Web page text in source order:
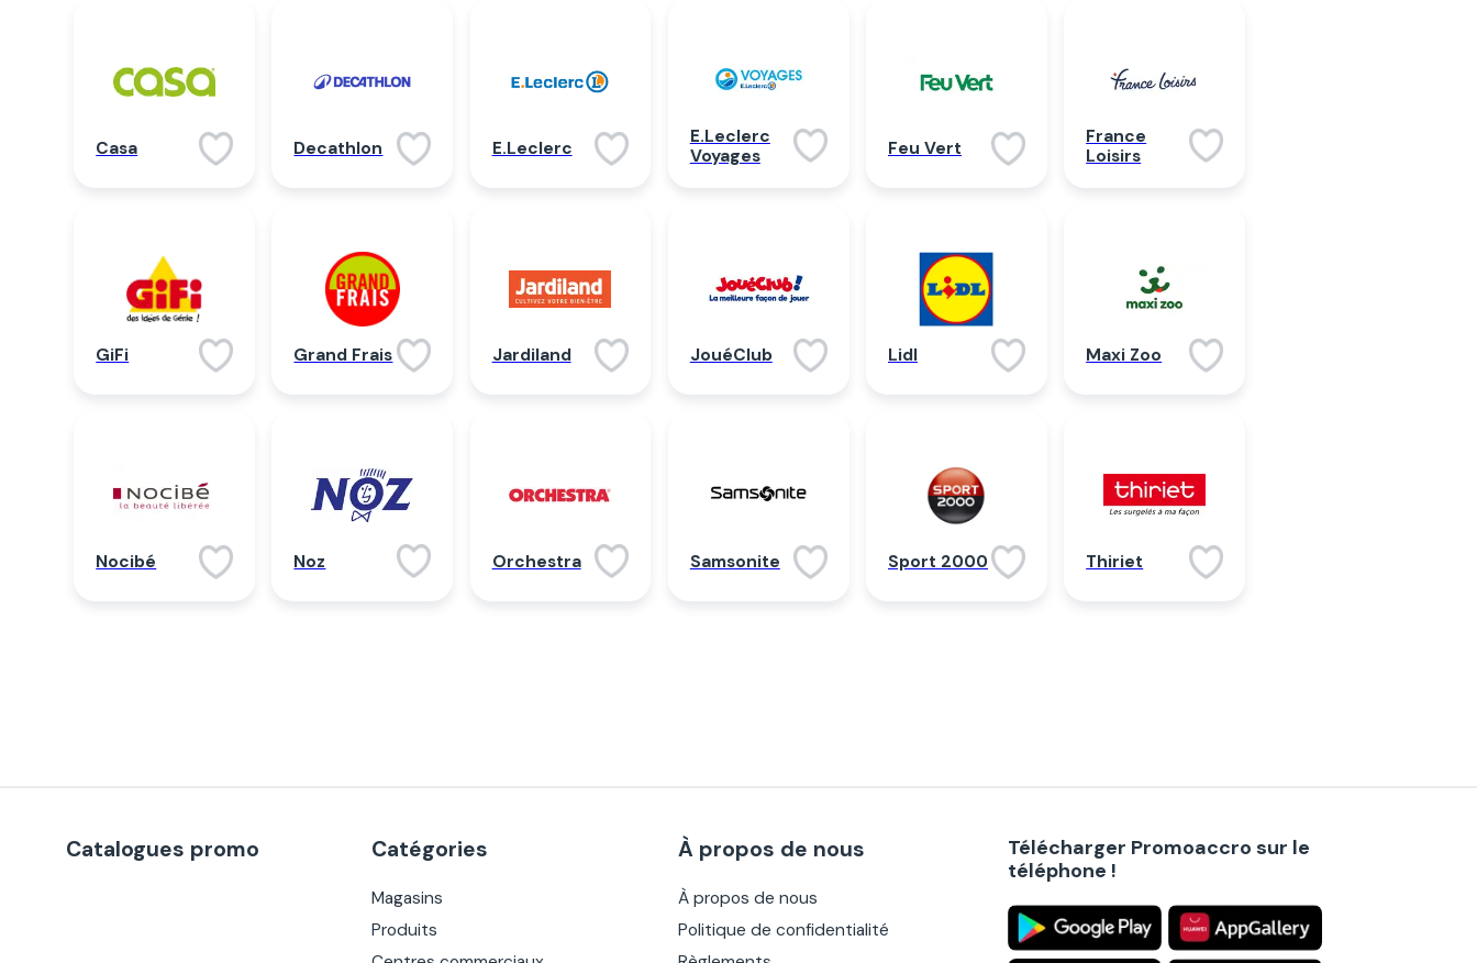
Casa Decathlon E.Leclerc
E.Leclerc
Voyages
Feu Vert
France
Loisirs
GiFi Grand Frais Jardiland JouéClub Lidl Maxi Zoo
Nocibé Noz Orchestra Samsonite Sport 2000 Thiriet
Catalogues promo Catégories
Magasins
Produits
À propos de nous
À propos de nous
Politique de confidentialité
Télécharger Promoaccro sur le
téléphone !